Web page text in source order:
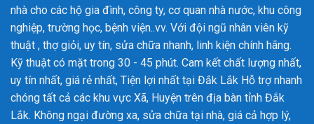
nhà cho các hộ gia đình, công ty, cơ quan nhà nước, khu công
nghiệp, trường học, bệnh viện..vv. Với đội ngũ nhân viên kỹ
thuật , thợ giỏi, uy tín, sửa chữa nhanh, linh kiện chính hãng.
Kỹ thuật có mặt trong 30 - 45 phút. Cam kết chất lượng nhất,
uy tín nhất, giá rẻ nhất, Tiện lợi nhất tại Đắk Lắk Hỗ trợ nhanh
chóng tất cả các khu vực Xã, Huyện trên địa bàn tỉnh Đắk
Lắk. Không ngại đường xa, sửa chữa tại nhà, giá cả hợp lý,